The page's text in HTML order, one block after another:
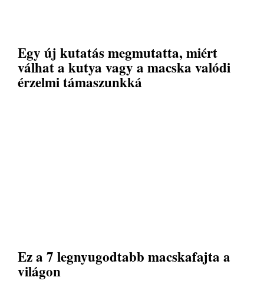
Egy új kutatás megmutatta, miért
válhat a kutya vagy a macska valódi
érzelmi támaszunkká
Ez a 7 legnyugodtabb macskafajta a
világon